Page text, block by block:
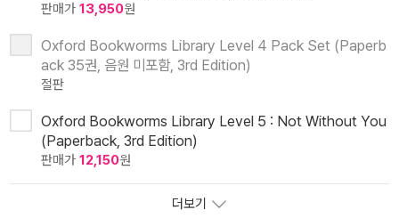
판매가 13,950원
Oxford Bookworms Library Level 4 Pack Set (Paperb
ack 35권, 음원 미포함, 3rd Edition)
절판
Oxford Bookworms Library Level 5 : Not Without You
(Paperback, 3rd Edition)
판매가 12,150원
더보기